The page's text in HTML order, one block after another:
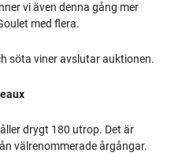
vi även denna gång mer
med flera.
söta viner avslutar auktionen.
drygt 180 utrop. Det är
välrenommerade årgångar.